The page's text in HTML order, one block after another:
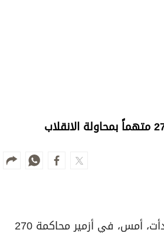
إسطنبول (وكالات) بدأت، أمس، في أزمير محاكمة 270